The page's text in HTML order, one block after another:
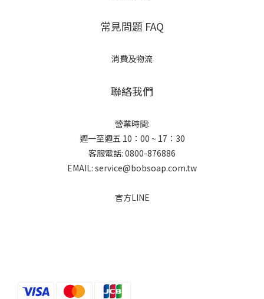
常見問題 FAQ
消費及物流
聯絡我們
營業時間:
週一至週五 10：00 ~ 17：30
客服電話: 0800-876886
EMAIL: service@bobsoap.com.tw
官方LINE